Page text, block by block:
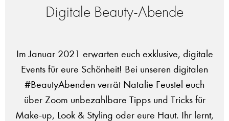
Digitale Beauty-Abende
Im Januar 2021 erwarten euch exklusive, digitale
Events für eure Schönheit! Bei unseren digitalen
#BeautyAbenden verrät Natalie Feustel euch
über Zoom unbezahlbare Tipps und Tricks für
Make-up, Look & Styling oder eure Haut. Ihr lernt,